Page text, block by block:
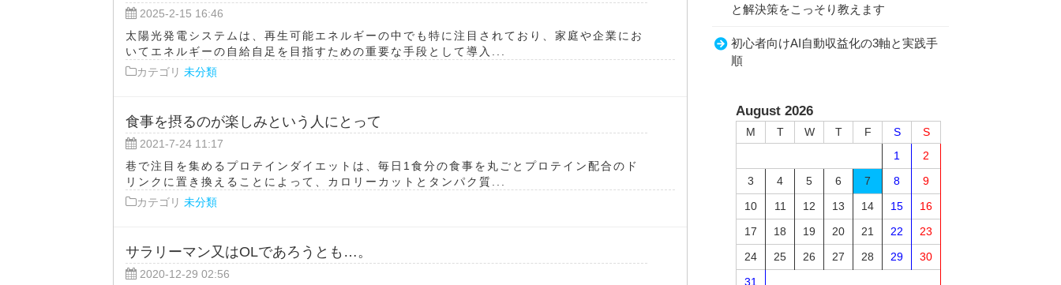
2025-2-15 16:46
太陽光発電システムは、再生可能エネルギーの中でも特に注目されており、家庭や企業にお
いてエネルギーの自給自足を目指すための重要な手段として導入...
カテゴリ 未分類
食事を摂るのが楽しみという人にとって
2021-7-24 11:17
巷で注目を集めるプロテインダイエットは、毎日1食分の食事を丸ごとプロテイン配合のド
リンクに置き換えることによって、カロリーカットとタンパク質...
カテゴリ 未分類
サラリーマン又はOLであろうとも…。
2020-12-29 02:56
と解決策をこっそり教えます
初心者向けAI自動収益化の3軸と実践手
順
August 2026
M T W T F S
S
1
2
3
4 5 6 7 8
9
10
11 12 13 14 15
16
17
18 19 20 21 22
23
24
25 26 27 28 29
30
31